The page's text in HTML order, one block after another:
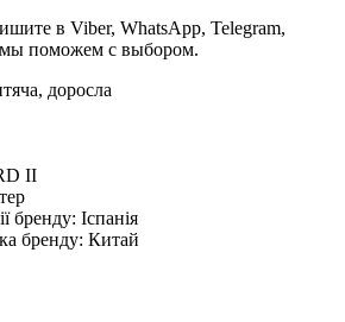
в Viber, WhatsApp, Telegram,
мы поможем с выбором.
доросла
II
бренду: Іспанія
бренду: Китай